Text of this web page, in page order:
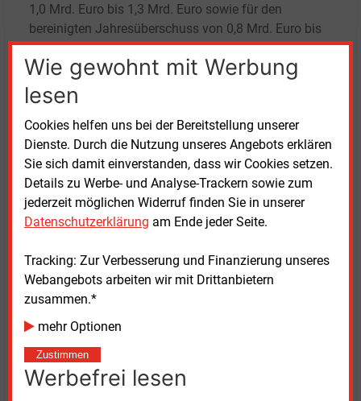
Wie gewohnt mit Werbung
lesen
Cookies helfen uns bei der Bereitstellung unserer
Dienste. Durch die Nutzung unseres Angebots erklären
Sie sich damit einverstanden, dass wir Cookies setzen.
Details zu Werbe- und Analyse-Trackern sowie zum
jederzeit möglichen Widerruf finden Sie in unserer
Datenschutzerklärung am Ende jeder Seite.
Tracking: Zur Verbesserung und Finanzierung unseres
Webangebots arbeiten wir mit Drittanbietern
zusammen.*
mehr Optionen
Zustimmen
Werbefrei lesen
1,0 Mrd. Euro bis 1,3 Mrd. Euro sowie für den
bereinigten Jahresüberschuss von 0,8 Mrd. Euro bis
1,1 Mrd. Euro für das Geschäftsjahr 2022 fest.
Wesentlichen auch darauf zurückzuführen, dass der
Versorger das Darlehen für die vom russischen
Gazprom-Konzern mitfinanzierte Nord-Stream-2-
Pipeline vollständig abschreiben muss. Auch die
intensivere Nutzung der Gasspeicher verursacht
Kosten.
den Zahlen: "Der Hauptgrund für das negative
Ergebnis im ersten Quartal ist eine
Ergebnisverschiebung in spätere Quartale des Jahres
2022, die aus unserem Gas-Midstream-Geschäft
kommt. Wir haben diese Ergebnisverschiebung
bewusst vorgenommen, um Marktchancen zu nutzen
und zusätzlichen Wert zu schaffen. Gleichzeitig